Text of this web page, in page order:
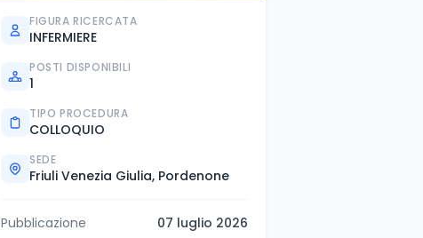
FIGURA RICERCATA
INFERMIERE
POSTI DISPONIBILI
1
TIPO PROCEDURA
COLLOQUIO
SEDE
Friuli Venezia Giulia, Pordenone
Pubblicazione
07 luglio 2026